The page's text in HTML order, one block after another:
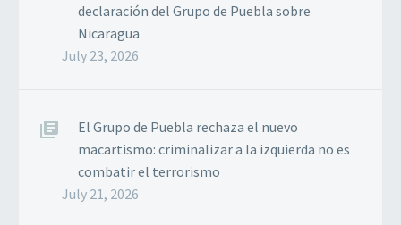
declaración del Grupo de Puebla sobre
Nicaragua
July 23, 2026
El Grupo de Puebla rechaza el nuevo
macartismo: criminalizar a la izquierda no es
combatir el terrorismo
July 21, 2026